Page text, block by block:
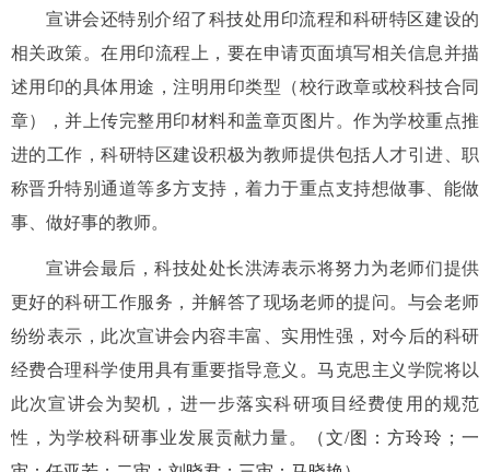
宣讲会还特别介绍了科技处用印流程和科研特区建设的
相关政策。在用印流程上，要在申请页面填写相关信息并描
述用印的具体用途，注明用印类型（校行政章或校科技合同
章），并 上传完整用印材料和盖章页图片。作为学校重点推
进的工作，科研特区建设积极为教师提供包括人才引进、职
称晋升特别通道等多方支持 ，着力于重点支持想做事、能做
事、做好事的教师。
宣讲会最后，科技处处长洪涛表示将努力为老师们提供
更好的科研工作服务，并解答了现场老师的提问。与会老师
纷纷表示，此次宣讲会内容丰富、实用性强，对今后的科研
经费合理科学使用 具有重要指导意义。马克思主义学院将以
此次宣讲会为契机，进一步落实科研项目经费使用的规范
性 ，为学校科研事业发展贡献力量。 （文/图：方玲玲； 一